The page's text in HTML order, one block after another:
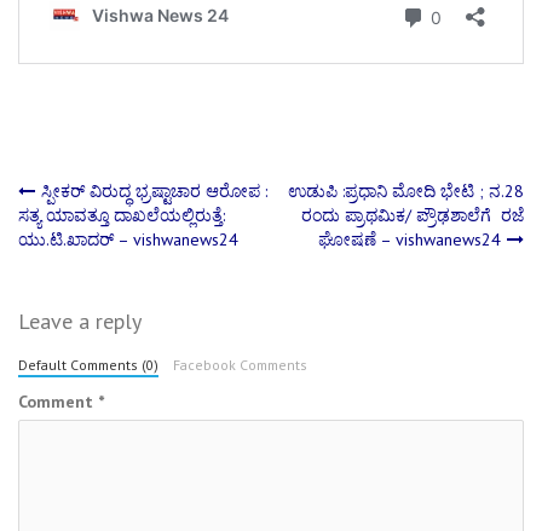
Post
navigation
ಸ್ಪೀಕರ್ ವಿರುದ್ಧ ಭ್ರಷ್ಟಾಚಾರ ಆರೋಪ :
ಸತ್ಯ ಯಾವತ್ತೂ ದಾಖಲೆಯಲ್ಲಿರುತ್ತೆ:
ಯು.ಟಿ.ಖಾದರ್ – vishwanews24
ಉಡುಪಿ :ಪ್ರಧಾನಿ ಮೋದಿ ಭೇಟಿ ; ನ.28
ರಂದು ಪ್ರಾಥಮಿಕ/ ಪ್ರೌಢಶಾಲೆಗೆ ರಜೆ
ಘೋಷಣೆ – vishwanews24
Leave a reply
Default Comments (0) Facebook Comments
Comment *